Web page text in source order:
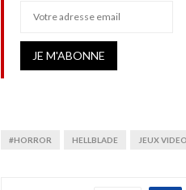
#HORROR HELLBLADE JEUX VIDEO